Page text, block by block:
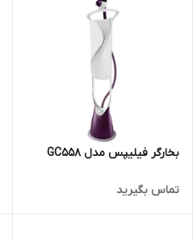
بخارگر فیلیپس مدل GC558
تماس بگیرید